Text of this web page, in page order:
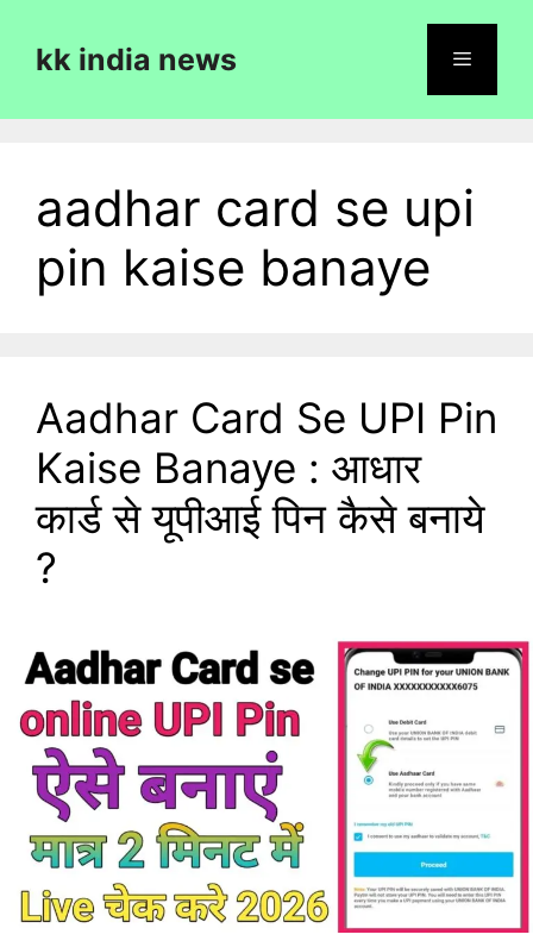
contentkk india news
aadhar card se upi
pin kaise banaye
Aadhar Card Se UPI Pin
Kaise Banaye : आधार
कार्ड से यूपीआई पिन कैसे बनाये
?